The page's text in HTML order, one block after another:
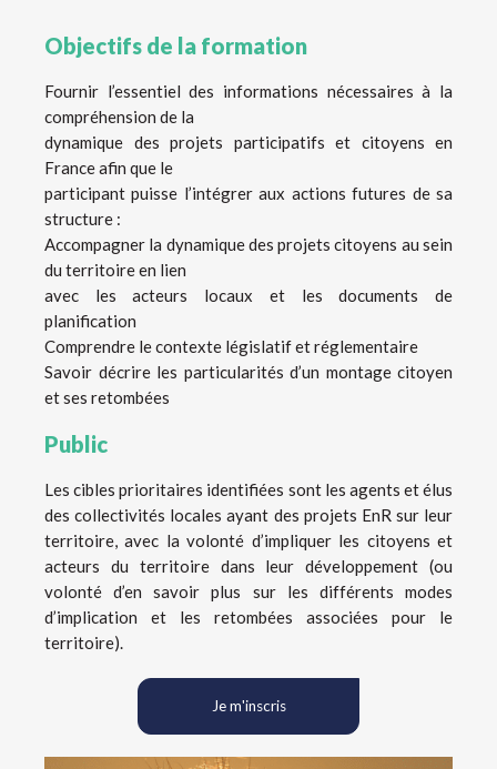
Objectifs de la formation
Fournir l’essentiel des informations nécessaires à la
compréhension de la
dynamique des projets participatifs et citoyens en
France afin que le
participant puisse l’intégrer aux actions futures de sa
structure :
Accompagner la dynamique des projets citoyens au sein
du territoire en lien
avec les acteurs locaux et les documents de
planification
Comprendre le contexte législatif et réglementaire
Savoir décrire les particularités d’un montage citoyen
et ses retombées
Public
Les cibles prioritaires identifiées sont les agents et élus
des collectivités locales ayant des projets EnR sur leur
territoire, avec la volonté d’impliquer les citoyens et
acteurs du territoire dans leur développement (ou
volonté d’en savoir plus sur les différents modes
d’implication et les retombées associées pour le
territoire).
Je m'inscris